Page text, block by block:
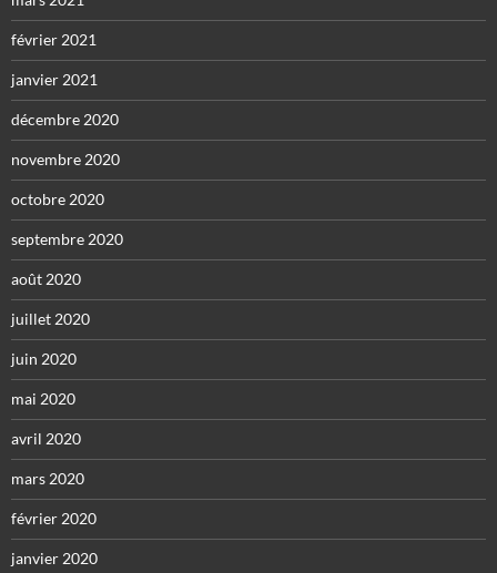
février 2021
janvier 2021
décembre 2020
novembre 2020
octobre 2020
septembre 2020
août 2020
juillet 2020
juin 2020
mai 2020
avril 2020
mars 2020
février 2020
janvier 2020